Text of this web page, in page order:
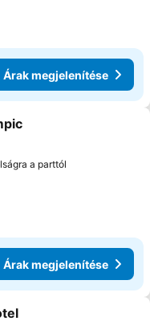
Árak megjelenítése
a kedvencekhez
a parttól
Árak megjelenítése
a kedvencekhez